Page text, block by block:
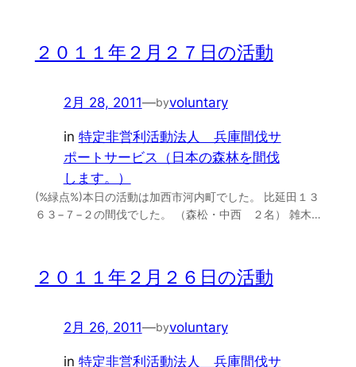
２０１１年２月２７日の活動
2月 28, 2011—byvoluntary
in 特定非営利活動法人 兵庫間伐サ
ポートサービス（日本の森林を間伐
します。）
(%緑点%)本日の活動は加西市河内町でした。 比延田１３
６３−７−２の間伐でした。 （森松・中西 ２名） 雑木…
２０１１年２月２６日の活動
2月 26, 2011—byvoluntary
in 特定非営利活動法人 兵庫間伐サ